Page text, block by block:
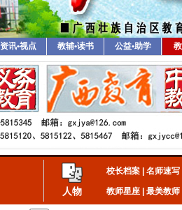
资讯•视点 教辅•读书 公益•助学
人物
校长档案 名师速写
教师星座 最美教师